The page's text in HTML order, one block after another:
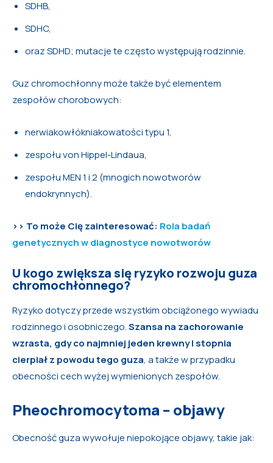
SDHB,
SDHC,
oraz SDHD; mutacje te często występują rodzinnie.
Guz chromochłonny może także być elementem
zespołów chorobowych:
nerwiakowłókniakowatości typu 1,
zespołu von Hippel-Lindaua,
zespołu MEN 1 i 2 (mnogich nowotworów
endokrynnych).
>> To może Cię zainteresować: Rola badań
genetycznych w diagnostyce nowotworów
U kogo zwiększa się ryzyko rozwoju guza
chromochłonnego?
Ryzyko dotyczy przede wszystkim obciążonego wywiadu
rodzinnego i osobniczego.Szansa na zachorowanie
wzrasta, gdy co najmniej jeden krewny I stopnia
cierpiał z powodu tego guza, a także w przypadku
obecności cech wyżej wymienionych zespołów.
Pheochromocytoma – objawy
Obecność guza wywołuje niepokojące objawy, takie jak: